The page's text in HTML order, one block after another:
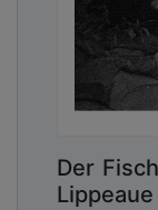
Der